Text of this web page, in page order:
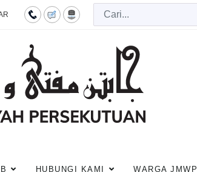
HUBUNGI KAMI WARGA JMWP